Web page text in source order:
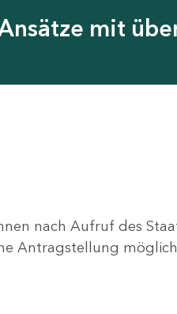
mit
nach Aufruf des
Antragstellung